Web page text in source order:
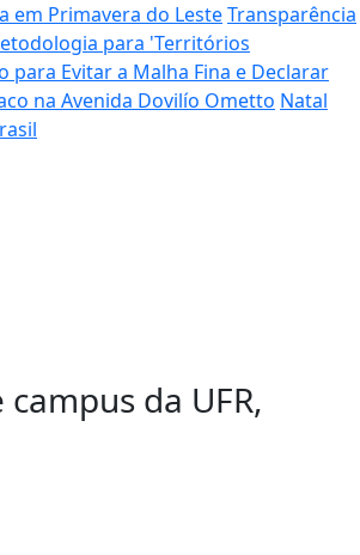
em Primavera do LesteTransparência
para 'Territórios
para Evitar a Malha Fina e Declarar
na Avenida Dovilío Ometto Natal
da UFR,